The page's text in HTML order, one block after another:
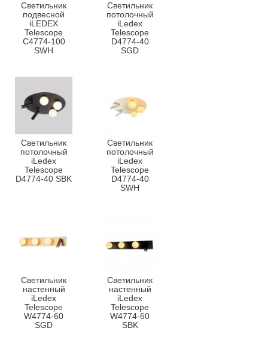
Светильник
подвесной
iLEDEX
Telescope
C4774-100
SWH
Светильник
потолочный
iLedex
Telescope
D4774-40
SGD
Светильник
потолочный
iLedex
Telescope
D4774-40 SBK
Светильник
потолочный
iLedex
Telescope
D4774-40
SWH
Светильник
настенный
iLedex
Telescope
W4774-60
SGD
Светильник
настенный
iLedex
Telescope
W4774-60
SBK